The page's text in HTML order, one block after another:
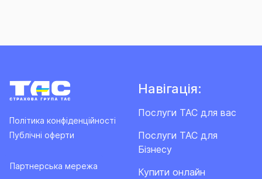
Політика конфіденційності
Публічні оферти
Партнерська мережа
Навігація:
Послуги ТАС для вас
Послуги ТАС для
Бізнесу
Купити онлайн